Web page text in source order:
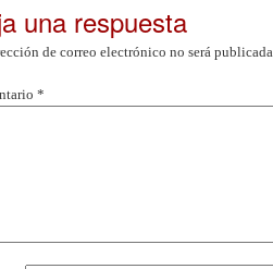
una respuesta
de correo electrónico no será publicada.
*